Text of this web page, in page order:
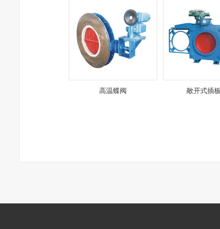
高温蝶阀 敞开式插